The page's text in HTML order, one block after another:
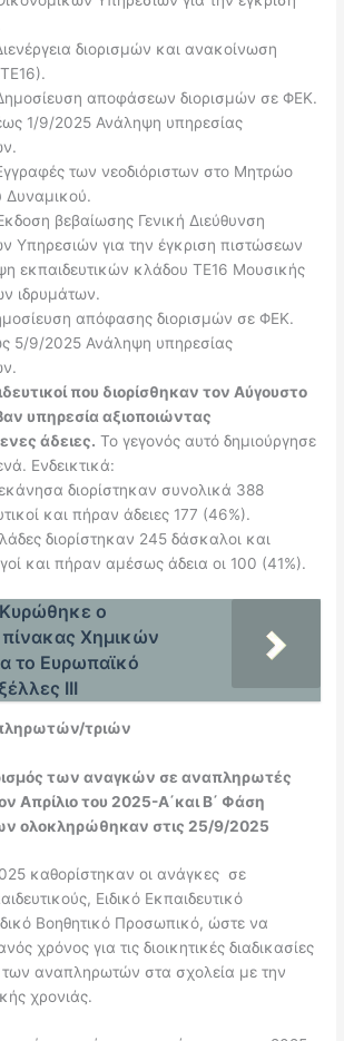
διορισμών και ανακοίνωση
αποφάσεων διορισμών σε ΦΕΚ.
1/9/2025 Ανάληψη υπηρεσίας
των νεοδιόριστων στο Μητρώο
Δυναμικού.
βεβαίωσης Γενική Διεύθυνση
Υπηρεσιών για την έγκριση πιστώσεων
εκπαιδευτικών κλάδου ΤΕ16 Μουσικής
ιδρυμάτων.
απόφασης διορισμών σε ΦΕΚ.
5/9/2025 Ανάληψη υπηρεσίας
που διορίσθηκαν τον Αύγουστο
υπηρεσία αξιοποιώντας
άδειες. Το γεγονός αυτό δημιούργησε
Ενδεικτικά:
διορίστηκαν συνολικά 388
και πήραν άδειες 177 (46%).
διορίστηκαν 245 δάσκαλοι και
και πήραν αμέσως άδεια οι 100 (41%).
Κυρώθηκε ο
πίνακας Χημικών
το Ευρωπαϊκό
ΙΙΙ
τριών
των αναγκών σε αναπληρωτές
Απρίλιο του 2025-Α΄και Β΄ Φάση
ολοκληρώθηκαν στις 25/9/2025
καθορίστηκαν οι ανάγκες σε
Ειδικό Εκπαιδευτικό
Βοηθητικό Προσωπικό, ώστε να
χρόνος για τις διοικητικές διαδικασίες
των αναπληρωτών στα σχολεία με την
χρονιάς.